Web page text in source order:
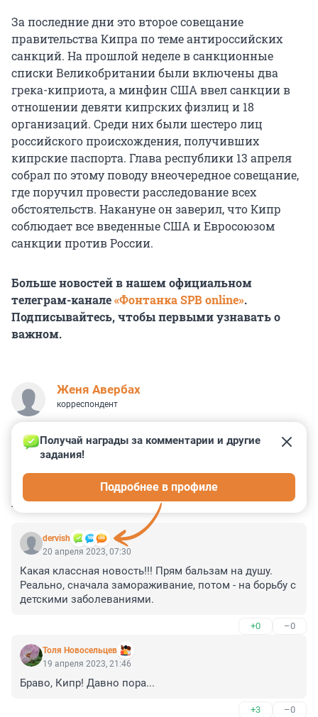
За последние дни это второе совещание
правительства Кипра по теме антироссийских
санкций. На прошлой неделе в санкционные
списки Великобритании были включены два
грека-киприота, а минфин США ввел санкции в
отношении девяти кипрских физлиц и 18
организаций. Среди них были шестеро лиц
российского происхождения, получивших
кипрские паспорта. Глава республики 13 апреля
собрал по этому поводу внеочередное совещание,
где поручил провести расследование всех
обстоятельств. Накануне он заверил, что Кипр
соблюдает все введенные США и Евросоюзом
санкции против России.
Больше новостей в нашем официальном
телеграм-канале«Фонтанка SPB online».
Подписывайтесь, чтобы первыми узнавать о
важном.
Женя Авербах
корреспондент
КОММЕНТАРИИ 10
dervish
Получай награды за комментарии и другие
задания!
Подробнее в профиле
20 апреля 2023, 07:30
Какая классная новость!!! Прям бальзам на душу.
Реально, сначала замораживание, потом - на борьбу с
детскими заболеваниями.
+0 –0
Толя Новосельцев
19 апреля 2023, 21:46
Браво, Кипр! Давно пора...
+3 –0